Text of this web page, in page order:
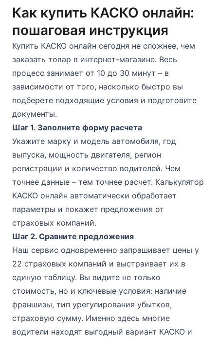
Как купить КАСКО онлайн:
пошаговая инструкция
Купить КАСКО онлайн сегодня не сложнее, чем
заказать товар в интернет-магазине. Весь
процесс занимает от 10 до 30 минут – в
зависимости от того, насколько быстро вы
подберете подходящие условия и подготовите
документы.
Шаг 1. Заполните форму расчета
Укажите марку и модель автомобиля, год
выпуска, мощность двигателя, регион
регистрации и количество водителей. Чем
точнее данные – тем точнее расчет. Калькулятор
КАСКО онлайн автоматически обработает
параметры и покажет предложения от
страховых компаний.
Шаг 2. Сравните предложения
Наш сервис одновременно запрашивает цены у
22 страховых компаний и выстраивает их в
единую таблицу. Вы видите не только
стоимость, но и ключевые условия: наличие
франшизы, тип урегулирования убытков,
страховую сумму. Именно здесь многие
водители находят выгодный вариант КАСКО и